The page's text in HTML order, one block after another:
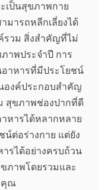
เป็นสุขภาพกาย
มารถหลีกเลี่ยงได้
รวม สิ่งสำคัญที่ไม่
าพประจำปี การ
าหารที่มีประโยชน์
องค์ประกอบสำคัญ
สุขภาพช่องปากที่ดี
หารได้หลากหลาย
ต่อร่างกาย แต่ยัง
รได้อย่างครบถ้วน
ภาพโดยรวมและ
คุณ